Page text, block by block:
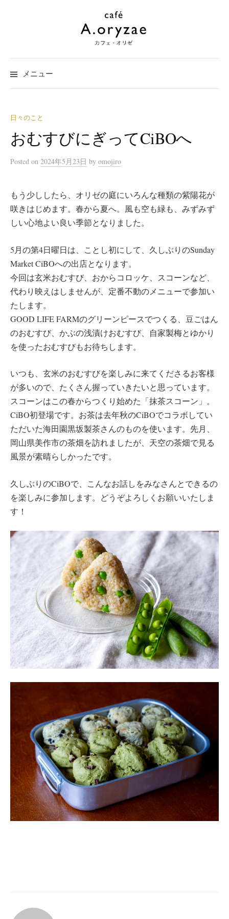
ツ
へ
ス
ッ
プ
メニュー
日々のこと
おむすびにぎってCiBOへ
Posted on 2024年5月23日 by omojiro
もう少ししたら、オリゼの庭にいろんな種類の紫陽花が
咲きはじめます。春から夏へ。風も空も緑も、みずみず
しい心地よい良い季節となりました。
5月の第4日曜日は、ことし初にして、久しぶりのSunday
Market CiBOへの出店となります。
今回は玄米おむすび、おからコロッケ、スコーンなど、
代わり映えはしませんが、定番不動のメニューで参加い
たします。
GOOD LIFE FARMのグリーンピースでつくる、豆ごはん
のおむすび、かぶの浅漬けおむすび、自家製梅とゆかり
を使ったおむすびもお待ちします。
いつも、玄米のおむすびを楽しみに来てくださるお客様
が多いので、たくさん握っていきたいと思っています。
スコーンはこの春からつくり始めた「抹茶スコーン」。
CiBO初登場です。お茶は去年秋のCiBOでコラボしてい
ただいた海田園黒坂製茶さんのものを使います。先月、
岡山県美作市の茶畑を訪れましたが、天空の茶畑で見る
風景が素晴らしかったです。
久しぶりのCiBOで、こんなお話しをみなさんとできるの
を楽しみに参加します。どうぞよろしくお願いいたしま
す！